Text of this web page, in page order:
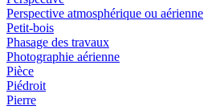
Perspective atmosphérique ou aérienne
Petit-bois
Phasage des travaux
Photographie aérienne
Pièce
Piédroit
Pierre